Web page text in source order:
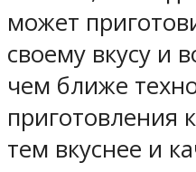
может
своему вкусу и
чем ближе
приготовления
тем вкуснее и